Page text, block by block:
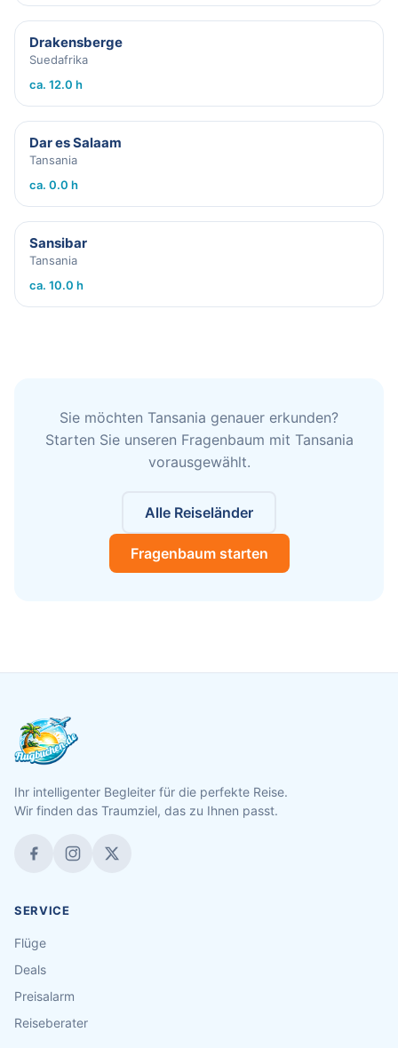
Drakensberge
Suedafrika
ca. 12.0 h
Dar es Salaam
Tansania
ca. 0.0 h
Sansibar
Tansania
ca. 10.0 h
Sie möchten Tansania genauer erkunden?
Starten Sie unseren Fragenbaum mit Tansania
vorausgewählt.
Alle Reiseländer
Fragenbaum starten
Ihr intelligenter Begleiter für die perfekte Reise.
Wir finden das Traumziel, das zu Ihnen passt.
SERVICE
Flüge
Deals
Preisalarm
Reiseberater